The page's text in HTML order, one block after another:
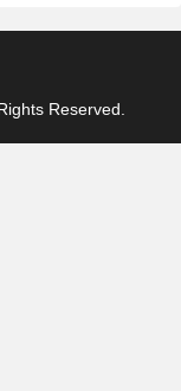
Reserved.